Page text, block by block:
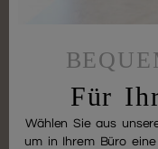
Für
Wählen Sie aus
um in Ihrem Büro